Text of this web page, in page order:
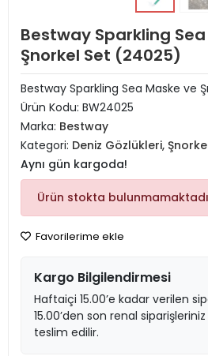
Bestway Sparkling
Şnorkel Set (24025)
Bestway Sparkling Sea Maske ve
Ürün Kodu: BW24025
Marka: Bestway
Kategori: Deniz Gözlükleri,
Aynı gün kargoda!
Ürün stokta
Favorilerime ekle
Kargo Bilgilendirmesi
Haftaiçi 15.00’e kadar verilen
15.00’den son renal
teslim edilir.